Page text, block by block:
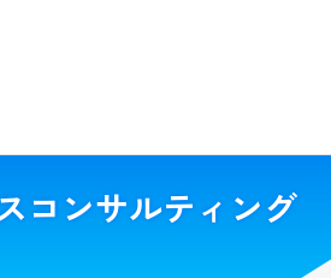
コンサルティング